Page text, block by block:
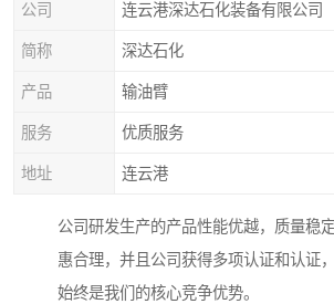
公司 连云港深达石化装备有限公司
简称 深达石化
产品 输油臂
服务 优质服务
地址 连云港
公司研发生产的产品性能优越，质量稳
惠合理，并且公司获得多项认证和认证
始终是我们的核心竞争优势。